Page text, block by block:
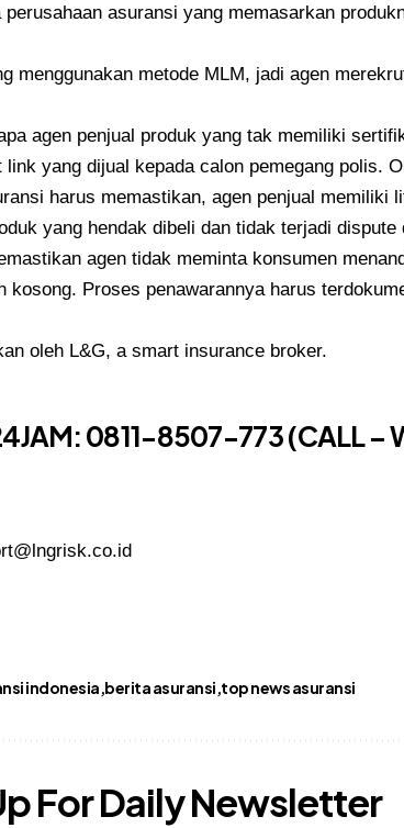
asuransi yang memasarkan
menggunakan metode MLM, jadi agen
agen penjual produk yang tak memiliki
link yang dijual kepada calon pemegang polis.
harus memastikan, agen penjual memiliki
yang hendak dibeli dan tidak terjadi dispute
agen tidak meminta konsumen
kosong. Proses penawarannya harus
oleh L&G, a smart insurance broker.
0811-8507-773 (CALL –
indonesia berita asuransi top news asuransi
For Daily Newsletter